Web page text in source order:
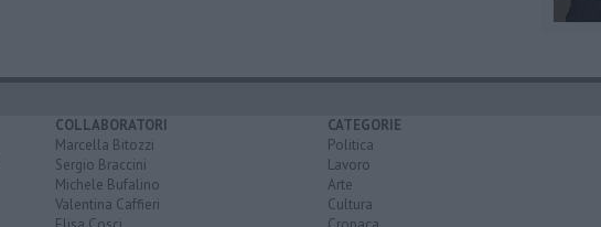
COLLABORATORI
Marcella Bitozzi
Sergio Braccini
Michele Bufalino
Valentina Caffieri
CATEGORIE
Politica
Lavoro
Arte
Cultura